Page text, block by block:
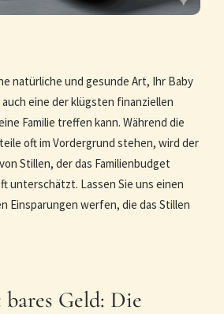
natürliche und gesunde Art, Ihr Baby
eine der klügsten finanziellen
Familie treffen kann. Während die
oft im Vordergrund stehen, wird der
Stillen, der das Familienbudget
unterschätzt. Lassen Sie uns einen
Einsparungen werfen, die das Stillen
Geld: Die